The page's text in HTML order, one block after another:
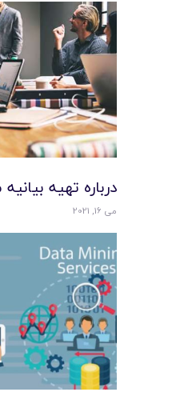
درباره تهيه
می 16, 2021